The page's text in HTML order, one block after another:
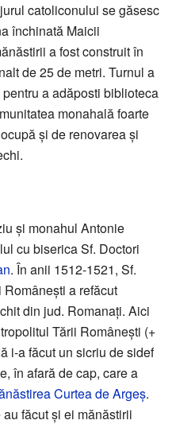
catoliconului se găsesc
închinată Maicii
a fost construit în
de 25 de metri. Turnul a
a adăposti biblioteca
monahală foarte
şi de renovarea şi
şi monahul Antonie
cu biserica Sf. Doctori
. În anii 1512-1521, Sf.
Româneşti a refăcut
din jud. Romanaţi. Aici
Tării Româneşti (+
i-a făcut un sicriu de sidef
în afară de cap, care a
Curtea de Argeş.
făcut şi ei mănăstirii